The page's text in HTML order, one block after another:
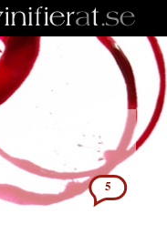
5